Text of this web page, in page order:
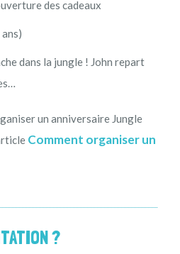
des cadeaux
ans)
dans la jungle ! John repart
un anniversaire Jungle
Comment organiser un
?